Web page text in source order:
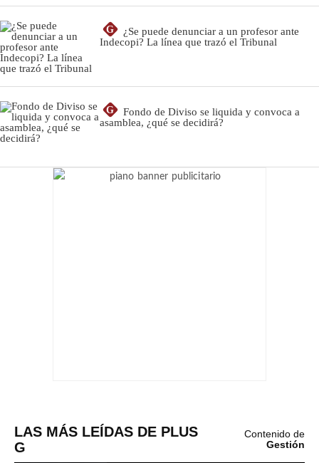
G
¿Se puede denunciar a un profesor ante
Indecopi? La línea que trazó el Tribunal
G
Fondo de Diviso se liquida y convoca a
asamblea, ¿qué se decidirá?
LAS MÁS LEÍDAS DE PLUS
G
Contenido de
Gestión